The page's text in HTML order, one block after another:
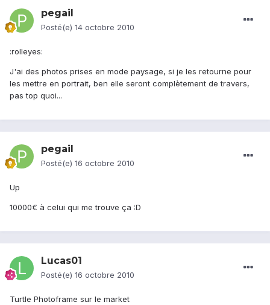
pegail
Posté(e) 14 octobre 2010
:rolleyes:
J'ai des photos prises en mode paysage, si je les retourne pour
les mettre en portrait, ben elle seront complètement de travers,
pas top quoi...
pegail
Posté(e) 16 octobre 2010
Up
10000€ à celui qui me trouve ça :D
Lucas01
Posté(e) 16 octobre 2010
Turtle Photoframe sur le market